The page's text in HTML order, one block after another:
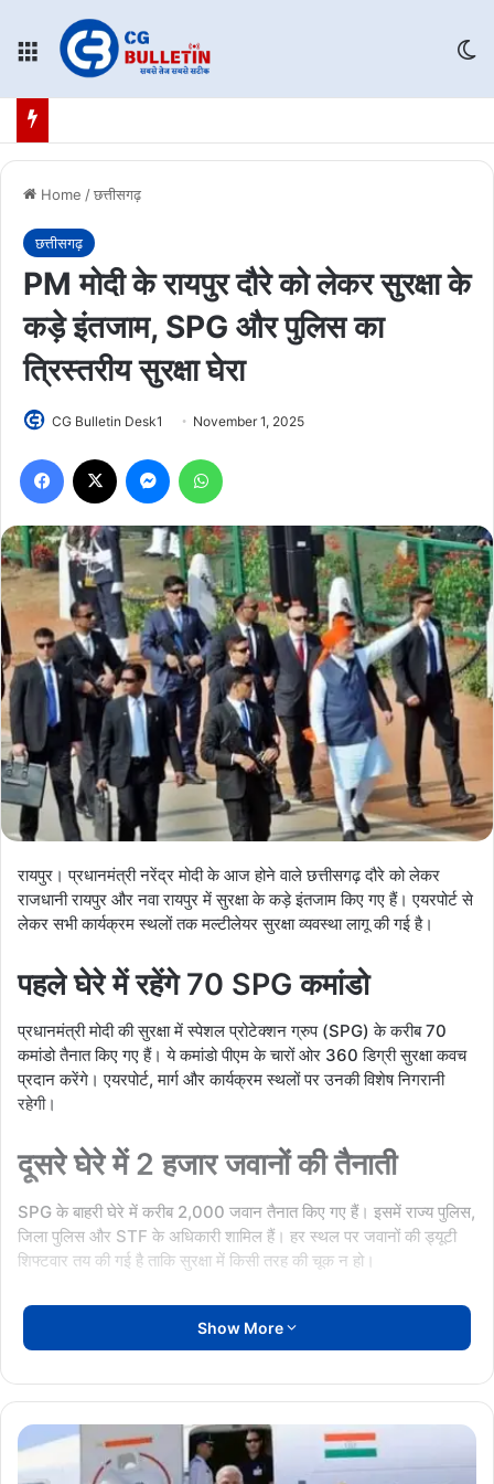
Menu
Home /छत्तीसगढ़
छत्तीसगढ़
PM मोदी के रायपुर दौरे को लेकर सुरक्षा के
कड़े इंतजाम, SPG और पुलिस का
त्रिस्तरीय सुरक्षा घेरा
CG Bulletin Desk1 November 1, 2025
Facebook Messenger
रायपुर। प्रधानमंत्री नरेंद्र मोदी के आज होने वाले छत्तीसगढ़ दौरे को लेकर
राजधानी रायपुर और नवा रायपुर में सुरक्षा के कड़े इंतजाम किए गए हैं। एयरपोर्ट से
लेकर सभी कार्यक्रम स्थलों तक मल्टीलेयर सुरक्षा व्यवस्था लागू की गई है।
पहले घेरे में रहेंगे 70 SPG कमांडो
प्रधानमंत्री मोदी की सुरक्षा में स्पेशल प्रोटेक्शन ग्रुप (SPG) के करीब 70
कमांडो तैनात किए गए हैं। ये कमांडो पीएम के चारों ओर 360 डिग्री सुरक्षा कवच
प्रदान करेंगे। एयरपोर्ट, मार्ग और कार्यक्रम स्थलों पर उनकी विशेष निगरानी
रहेगी।
दूसरे घेरे में 2 हजार जवानों की तैनाती
SPG के बाहरी घेरे में करीब 2,000 जवान तैनात किए गए हैं। इसमें राज्य पुलिस,
जिला पुलिस और STF के अधिकारी शामिल हैं। हर स्थल पर जवानों की ड्यूटी
शिफ्टवार तय की गई है ताकि सुरक्षा में किसी तरह की चूक न हो।
तीसरे घेरे में ड्रोन, CCTV और इंटेलीजेंस टीमेंतीसरे सुरक्षा घेरे के तहत पूरे नवा
रायपुर इलाके में ड्रोन सर्विलांस और CCTV नेटवर्क सक्रिय कर दिया गया है।
पर तुरंत कार्रवाई हो सके।
एयरपोर्ट से नवा रायपुर तक मार्ग सील
Show More
आज
छत्तीसगढ़
दौरे